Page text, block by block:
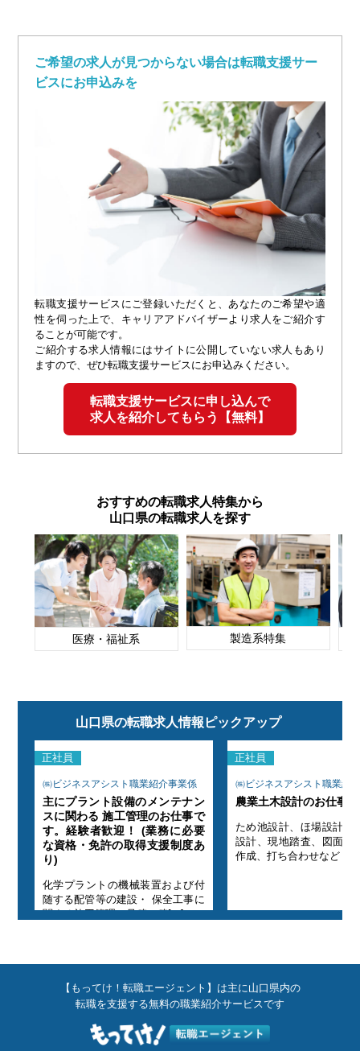
ご希望の求人が見つからない場合は転職支援サー
ビスにお申込みを
転職支援サービスにご登録いただくと、あなたのご希望や適
性を伺った上で、キャリアアドバイザーより求人をご紹介す
ることが可能です。
ご紹介する求人情報にはサイトに公開していない求人もあり
ますので、ぜひ転職支援サービスにお申込みください。
転職支援サービスに申し込んで
求人を紹介してもらう【無料】
おすすめの転職求人特集から
山口県の転職求人を探す
医療・福祉系 製造系特集
山口県の転職求人情報ピックアップ
正社員
㈱ビジネスアシスト職業紹介事業係
主にプラント設備のメンテナン
スに関わる 施工管理のお仕事で
す。経験者歓迎！ (業務に必要
な資格・免許の取得支援制度あ
り)
化学プラントの機械装置および付
随する配管等の建設・ 保全工事に
関する施工管理、見積・積[...]
正社員
㈱ビジネスアシスト職業紹
農業土木設計のお仕事
ため池設計、ほ場設計、
設計、現地踏査、図面作
【もってけ！転職エージェント】は主に山口県内の
転職を支援する無料の職業紹介サービスです